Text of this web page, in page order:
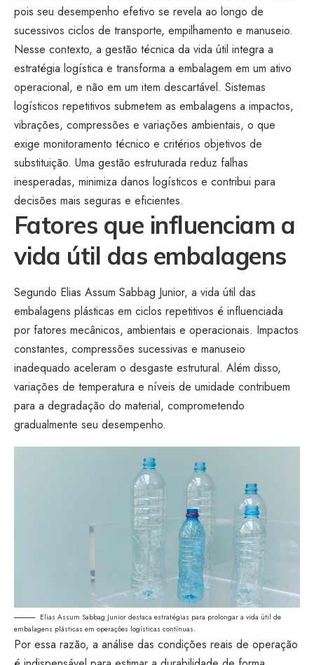
pois seu desempenho efetivo se revela ao longo de
sucessivos ciclos de transporte, empilhamento e manuseio.
Nesse contexto, a gestão técnica da vida útil integra a
estratégia logística e transforma a embalagem em um ativo
operacional, e não em um item descartável. Sistemas
logísticos repetitivos submetem as embalagens a impactos,
vibrações, compressões e variações ambientais, o que
exige monitoramento técnico e critérios objetivos de
substituição. Uma gestão estruturada reduz falhas
inesperadas, minimiza danos logísticos e contribui para
decisões mais seguras e eficientes.
Fatores que influenciam a
vida útil das embalagens
Segundo Elias Assum Sabbag Junior, a vida útil das
embalagens plásticas em ciclos repetitivos é influenciada
por fatores mecânicos, ambientais e operacionais. Impactos
constantes, compressões sucessivas e manuseio
inadequado aceleram o desgaste estrutural. Além disso,
variações de temperatura e níveis de umidade contribuem
para a degradação do material, comprometendo
gradualmente seu desempenho.
Elias Assum Sabbag Junior destaca estratégias para prolongar a vida útil de
embalagens plásticas em operações logísticas contínuas.
Por essa razão, a análise das condições reais de operação